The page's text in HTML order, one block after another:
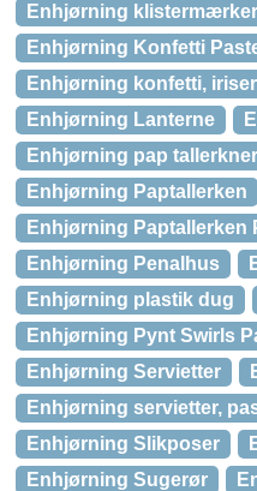
Enhjørning
Enhjørning Konfetti
Enhjørning konfetti,
Enhjørning Lanterne
Enhjørning pap tallerkner
Enhjørning Paptallerken
Enhjørning Paptallerken
Enhjørning Penalhus
Enhjørning plastik dug
Enhjørning Pynt Swirls
Enhjørning Servietter
Enhjørning servietter,
Enhjørning Slikposer
Enhjørning Sugerør